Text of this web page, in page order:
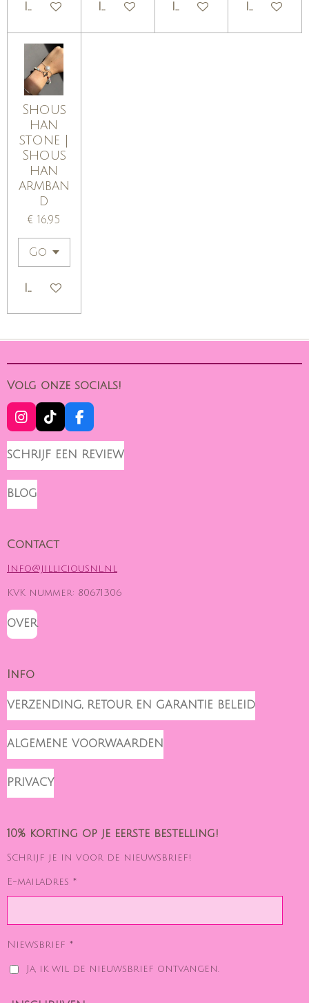
IN WINKELWAGENIN WINKELWAGENIN WINKELWAGEN
IN
Shous
han
stone |
Shous
han
armban
d
€ 16,95
IN WINKELWAGEN
Volg onze socials!
I
N
S
T
A
G
R
T
I
K
O
F
A
C
E
B
SCHRIJF EEN REVIEW
BLOG
Contact
Info@jilliciousnl.nl
KVK nummer: 80671306
OVER
Info
VERZENDING, RETOUR EN GARANTIE BELEID
ALGEMENE VOORWAARDEN
PRIVACY
10% korting op je eerste bestelling!
Schrijf je in voor de nieuwsbrief!
E-mailadres *
Niewsbrief *
Ja, ik wil de nieuwsbrief ontvangen.